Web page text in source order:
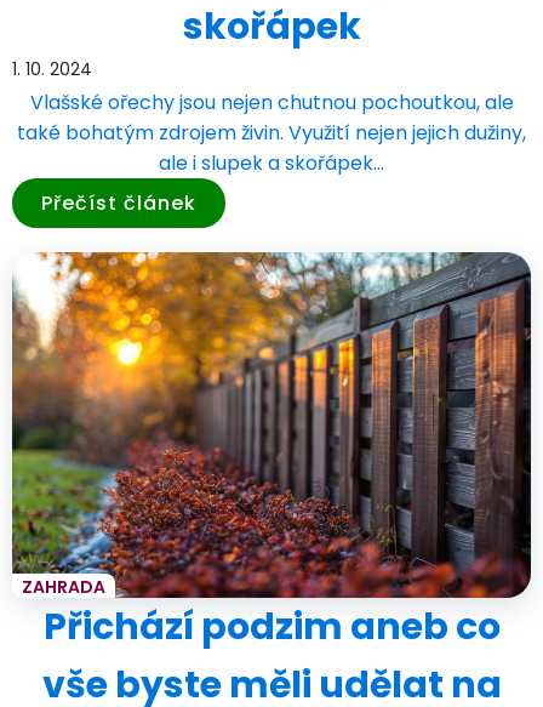
skořápek
1. 10. 2024
Vlašské ořechy jsou nejen chutnou pochoutkou, ale
také bohatým zdrojem živin. Využití nejen jejich dužiny,
ale i slupek a skořápek…
Přečíst článek
ZAHRADA
Přichází podzim aneb co
vše byste měli udělat na